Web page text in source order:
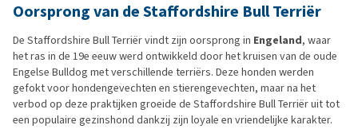
Oorsprong van de Staffordshire Bull Terriër
De Staffordshire Bull Terriër vindt zijn oorsprong in Engeland, waar
het ras in de 19e eeuw werd ontwikkeld door het kruisen van de oude
Engelse Bulldog met verschillende terriërs. Deze honden werden
gefokt voor hondengevechten en stierengevechten, maar na het
verbod op deze praktijken groeide de Staffordshire Bull Terriër uit tot
een populaire gezinshond dankzij zijn loyale en vriendelijke karakter.